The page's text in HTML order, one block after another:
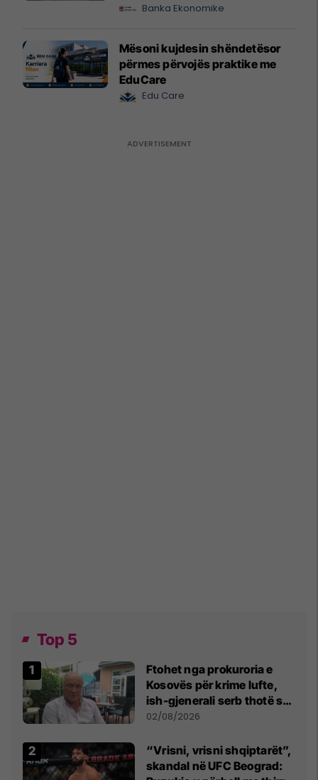
Banka Ekonomike
Mësoni kujdesin shëndetësor
përmes përvojës praktike me
EduCare
Edu Care
Top 5
Ftohet nga prokuroria e
Kosovës për krime lufte,
ish-gjenerali serb thotë se
dikush e tradhtoi në
02/08/2026
“Vrisni, vrisni shqiptarët”,
skandal në UFC Beograd: